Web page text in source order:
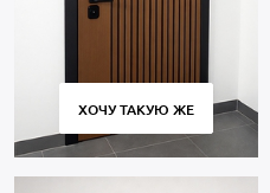
ХОЧУ ТАКУЮ ЖЕ